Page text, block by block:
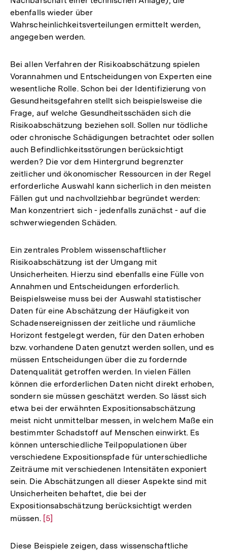
ebenfalls wieder über
Wahrscheinlichkeitsverteilungen ermittelt werden,
angegeben werden.
Bei allen Verfahren der Risikoabschätzung spielen
Vorannahmen und Entscheidungen von Experten eine
wesentliche Rolle. Schon bei der Identifizierung von
Gesundheitsgefahren stellt sich beispielsweise die
Frage, auf welche Gesundheitsschäden sich die
Risikoabschätzung beziehen soll. Sollen nur tödliche
oder chronische Schädigungen betrachtet oder sollen
auch Befindlichkeitsstörungen berücksichtigt
werden? Die vor dem Hintergrund begrenzter
zeitlicher und ökonomischer Ressourcen in der Regel
erforderliche Auswahl kann sicherlich in den meisten
Fällen gut und nachvollziehbar begründet werden:
Man konzentriert sich - jedenfalls zunächst - auf die
schwerwiegenden Schäden.
Ein zentrales Problem wissenschaftlicher
Risikoabschätzung ist der Umgang mit
Unsicherheiten. Hierzu sind ebenfalls eine Fülle von
Annahmen und Entscheidungen erforderlich.
Beispielsweise muss bei der Auswahl statistischer
Daten für eine Abschätzung der Häufigkeit von
Schadensereignissen der zeitliche und räumliche
Horizont festgelegt werden, für den Daten erhoben
bzw. vorhandene Daten genutzt werden sollen, und es
müssen Entscheidungen über die zu fordernde
Datenqualität getroffen werden. In vielen Fällen
können die erforderlichen Daten nicht direkt erhoben,
sondern sie müssen geschätzt werden. So lässt sich
etwa bei der erwähnten Expositionsabschätzung
meist nicht unmittelbar messen, in welchem Maße ein
bestimmter Schadstoff auf Menschen einwirkt. Es
können unterschiedliche Teilpopulationen über
verschiedene Expositionspfade für unterschiedliche
Zeiträume mit verschiedenen Intensitäten exponiert
sein. Die Abschätzungen all dieser Aspekte sind mit
Unsicherheiten behaftet, die bei der
Expositionsabschätzung berücksichtigt werden
müssen. Zur
der
[5]
Diese Beispiele zeigen, dass wissenschaftliche